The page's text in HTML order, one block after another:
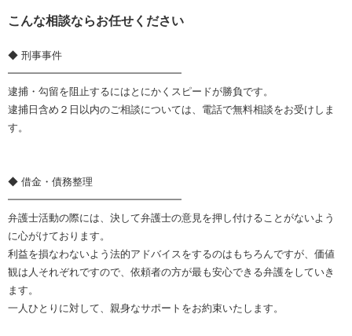
こんな相談ならお任せください
◆ 刑事事件
━━━━━━━━━━━━━━━━━
逮捕・勾留を阻止するにはとにかくスピードが勝負です。
逮捕日含め２日以内のご相談については、電話で無料相談をお受けしま
す。
◆ 借金・債務整理
━━━━━━━━━━━━━━━━━
弁護士活動の際には、決して弁護士の意見を押し付けることがないよう
に心がけております。
利益を損なわないよう法的アドバイスをするのはもちろんですが、価値
観は人それぞれですので、依頼者の方が最も安心できる弁護をしていき
ます。
一人ひとりに対して、親身なサポートをお約束いたします。